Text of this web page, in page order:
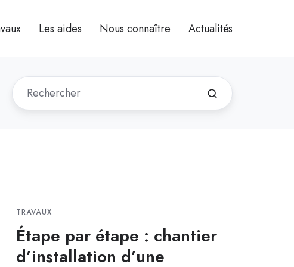
Les aides Nous connaître Actualités
TRAVAUX
Étape par étape : chantier
d’installation d’une